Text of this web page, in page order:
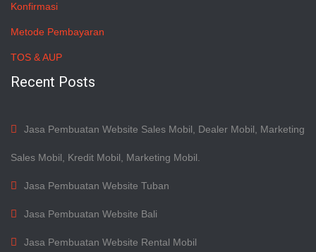
Konfirmasi
Metode Pembayaran
TOS & AUP
Recent Posts
Jasa Pembuatan Website Sales Mobil, Dealer Mobil, Marketing
Sales Mobil, Kredit Mobil, Marketing Mobil.
Jasa Pembuatan Website Tuban
Jasa Pembuatan Website Bali
Jasa Pembuatan Website Rental Mobil